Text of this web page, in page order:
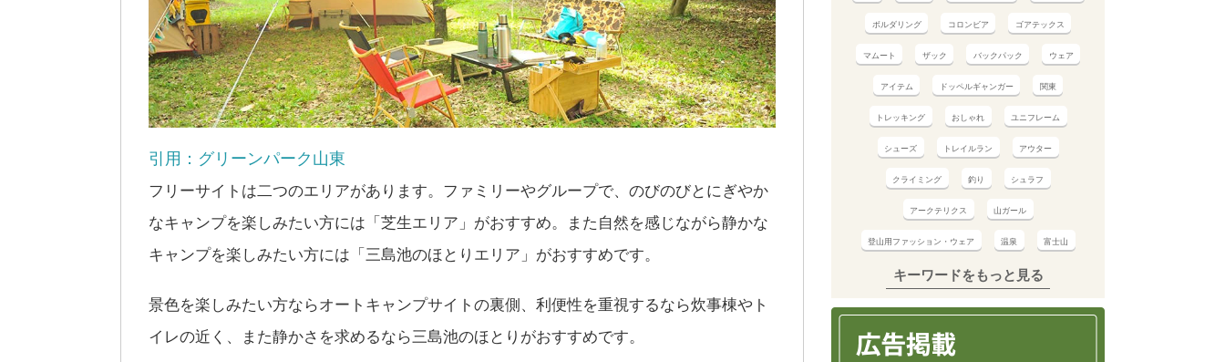
引用：グリーンパーク山東
フリーサイトは二つのエリアがあります。ファミリーやグループで、のびのびとにぎやか
なキャンプを楽しみたい方には「芝生エリア」がおすすめ。また自然を感じながら静かな
キャンプを楽しみたい方には「三島池のほとりエリア」がおすすめです。
景色を楽しみたい方ならオートキャンプサイトの裏側、利便性を重視するなら炊事棟やト
イレの近く、また静かさを求めるなら三島池のほとりがおすすめです。
ボルダリング コロンビア ゴアテックス
マムート ザック バックパック ウェア
アイテム ドッペルギャンガー 関東
トレッキング おしゃれ ユニフレーム
シューズ トレイルラン アウター
クライミング 釣り シュラフ
アークテリクス 山ガール
登山用ファッション・ウェア 温泉 富士山
キーワードをもっと見る